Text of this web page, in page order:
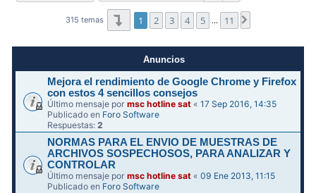
315 temas Página1de11
1 2 3 4 5 … 11
Anuncios
Mejora el rendimiento de Google Chrome y Firefox
con estos 4 sencillos consejos
Último mensaje pormsc hotline sat «17 Sep 2016, 14:35
Publicado en Foro Software
Respuestas:2
NORMAS PARA EL ENVIO DE MUESTRAS DE
ARCHIVOS SOSPECHOSOS, PARA ANALIZAR Y
CONTROLAR
Último mensaje pormsc hotline sat «09 Ene 2013, 11:15
Publicado en Foro Software